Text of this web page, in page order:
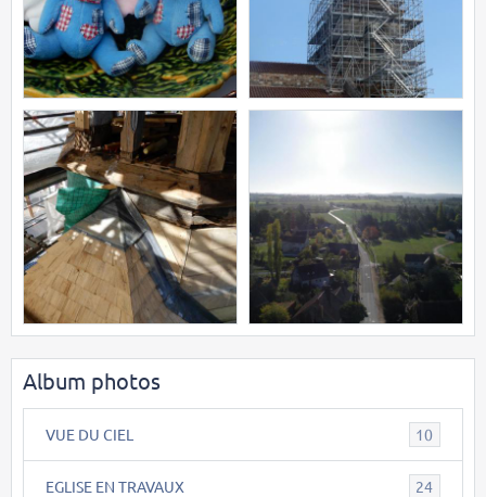
Album photos
VUE DU CIEL 10
EGLISE EN TRAVAUX 24